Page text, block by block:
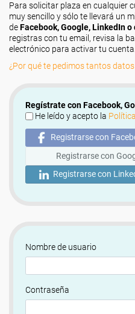
Para solicitar plaza en cualquier
muy sencillo y sólo te llevará un
deFacebook, Google, LinkedIn
registras con tu email, revisa la
electrónico para activar tu cuenta.
¿Por qué te pedimos tantos
Regístrate con Facebook,
He leído y acepto la
Registrarse con
Registrarse con
Registrarse con
Nombre de usuario
Contraseña